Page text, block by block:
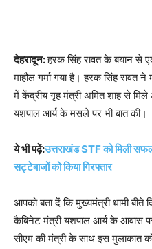
देहरादून:हरक सिंह रावत के बयान से
माहौल गर्मा गया है। हरक सिंह रावत ने
में केंद्रीय गृह मंत्री अमित शाह से
यशपाल आर्य के मसले पर भी बात की।
ये भी पढ़ें:उत्तराखंड STF को मिली
सट्टेबाजों को किया गिरफ्तार
आपको बता दें कि मुख्यमंत्री धामी बीते
कैबिनेट मंत्री यशपाल आर्य के आवास
सीएम की मंत्री के साथ इस मुलाकात